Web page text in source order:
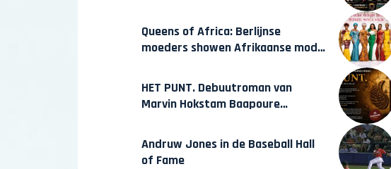
Queens of Africa: Berlijnse
moeders showen Afrikaanse mode
HET PUNT. Debuutroman van
Marvin Hokstam Baapoure
Andruw Jones in de Baseball Hall
of Fame